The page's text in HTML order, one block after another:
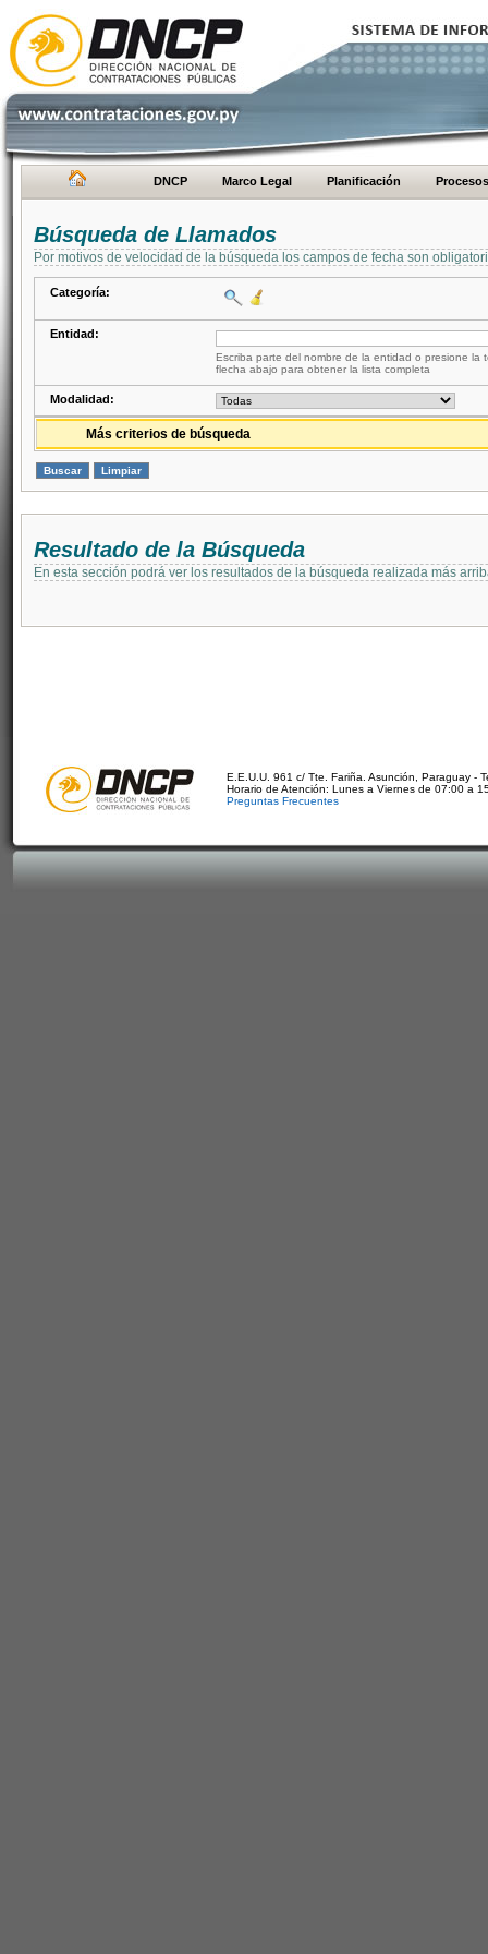
DNCP Marco Legal Planificación Procesos
Búsqueda de Llamados
Por motivos de velocidad de la búsqueda los campos de fecha son
Categoría:
Entidad:
Escriba parte del nombre de la entidad o presione la
flecha abajo para obtener la lista completa
Modalidad:
Más criterios de búsqueda
Resultado de la Búsqueda
En esta sección podrá ver los resultados de la búsqueda realizada más
E.E.U.U. 961 c/ Tte. Fariña. Asunción, Paraguay -
Horario de Atención: Lunes a Viernes de 07:00 a
Preguntas Frecuentes